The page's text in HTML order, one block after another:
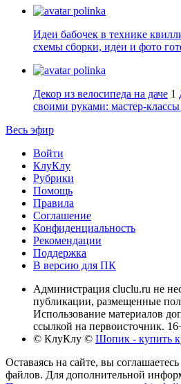
polinka
Идеи бабочек в технике
схемы сборки, идеи и фото
polinka
Декор из велосипеда на даче 1
своими руками: мастер-
Весь эфир
Войти
КлуКлу
Рубрики
Помощь
Правила
Соглашение
Конфиденциальность
Рекомендации
Поддержка
В версию для ПК
Администрация cluclu.ru не
публикации, размещенные
Использование материалов
ссылкой на первоисточник.
© КлуКлу © Шопик - купить
Оставаясь на сайте, вы
файлов. Для дополнительной